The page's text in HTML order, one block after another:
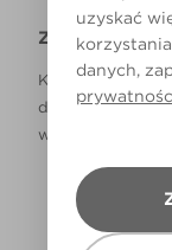
uzyskać
danych,
Zastrzeżenie
Kolory, które są
drukowane,
w sklepach.